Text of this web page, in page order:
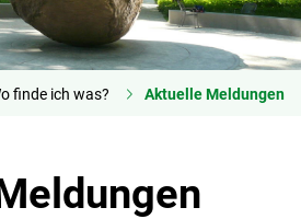
finde ich was? Aktuelle Meldungen